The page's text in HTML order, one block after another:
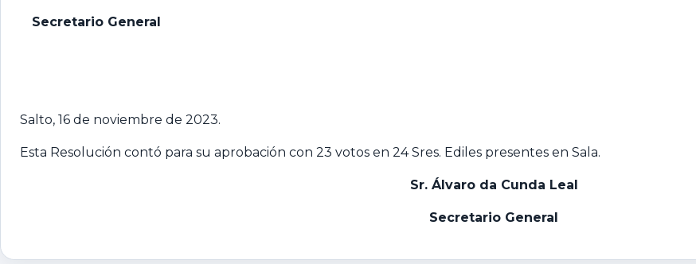
Secretario General
Salto, 16 de noviembre de 2023.
Esta Resolución contó para su aprobación con 23 votos en 24 Sres. Ediles presentes en Sala.
Sr. Álvaro da Cunda Leal
Secretario General